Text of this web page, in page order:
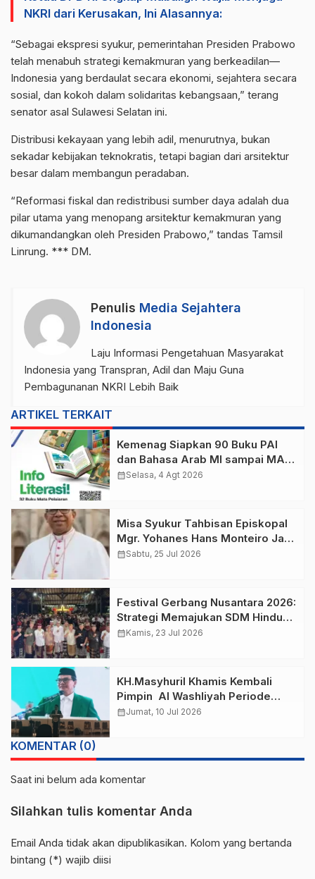
NKRI dari Kerusakan, Ini Alasannya:
“Sebagai ekspresi syukur, pemerintahan Presiden Prabowo
telah menabuh strategi kemakmuran yang berkeadilan—
Indonesia yang berdaulat secara ekonomi, sejahtera secara
sosial, dan kokoh dalam solidaritas kebangsaan,” terang
senator asal Sulawesi Selatan ini.
Distribusi kekayaan yang lebih adil, menurutnya, bukan
sekadar kebijakan teknokratis, tetapi bagian dari arsitektur
besar dalam membangun peradaban.
“Reformasi fiskal dan redistribusi sumber daya adalah dua
pilar utama yang menopang arsitektur kemakmuran yang
dikumandangkan oleh Presiden Prabowo,” tandas Tamsil
Linrung. *** DM.
Penulis Media Sejahtera
Indonesia
Laju Informasi Pengetahuan Masyarakat
Indonesia yang Transpran, Adil dan Maju Guna
Pembagunanan NKRI Lebih Baik
ARTIKEL TERKAIT
Kemenag Siapkan 90 Buku PAI
dan Bahasa Arab MI sampai MA,
Bisa Unduh di Sini!
calendar_monthSelasa, 4 Agt 2026
Misa Syukur Tahbisan Episkopal
Mgr. Yohanes Hans Monteiro Jadi
Perjumpaan Lintas Agama
calendar_monthSabtu, 25 Jul 2026
Festival Gerbang Nusantara 2026:
Strategi Memajukan SDM Hindu
Lewat Budaya
calendar_monthKamis, 23 Jul 2026
KH.Masyhuril Khamis Kembali
Pimpin Al Washliyah Periode
Kedua di Muktamar XXIII
calendar_monthJumat, 10 Jul 2026
KOMENTAR (0)
Saat ini belum ada komentar
Silahkan tulis komentar Anda
Email Anda tidak akan dipublikasikan. Kolom yang bertanda
bintang (*) wajib diisi